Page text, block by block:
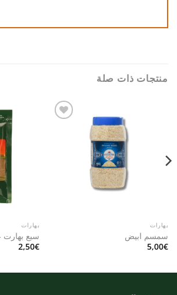
منتجات ذات صلة
بهارات
سمسم ابيض
5,00€
بهارات
سبع بهارت
2,50€